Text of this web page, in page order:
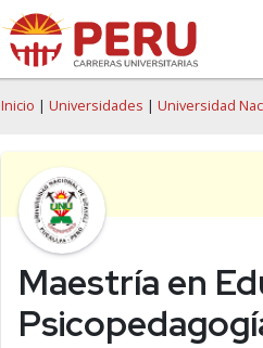
Inicio | Universidades | Universidad
Maestría en